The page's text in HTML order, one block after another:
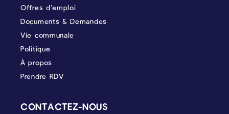
Offres d’emploi
Documents & Demandes
Vie communale
Politique
À propos
Prendre RDV
CONTACTEZ-NOUS